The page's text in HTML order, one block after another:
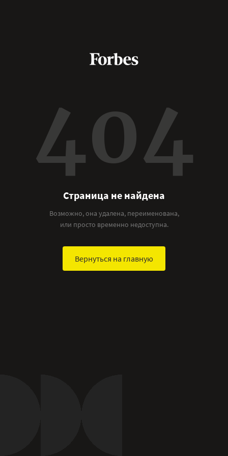
404
Страница не найдена
Возможно, она удалена, переименована,
или просто временно недоступна.
Вернуться на главную